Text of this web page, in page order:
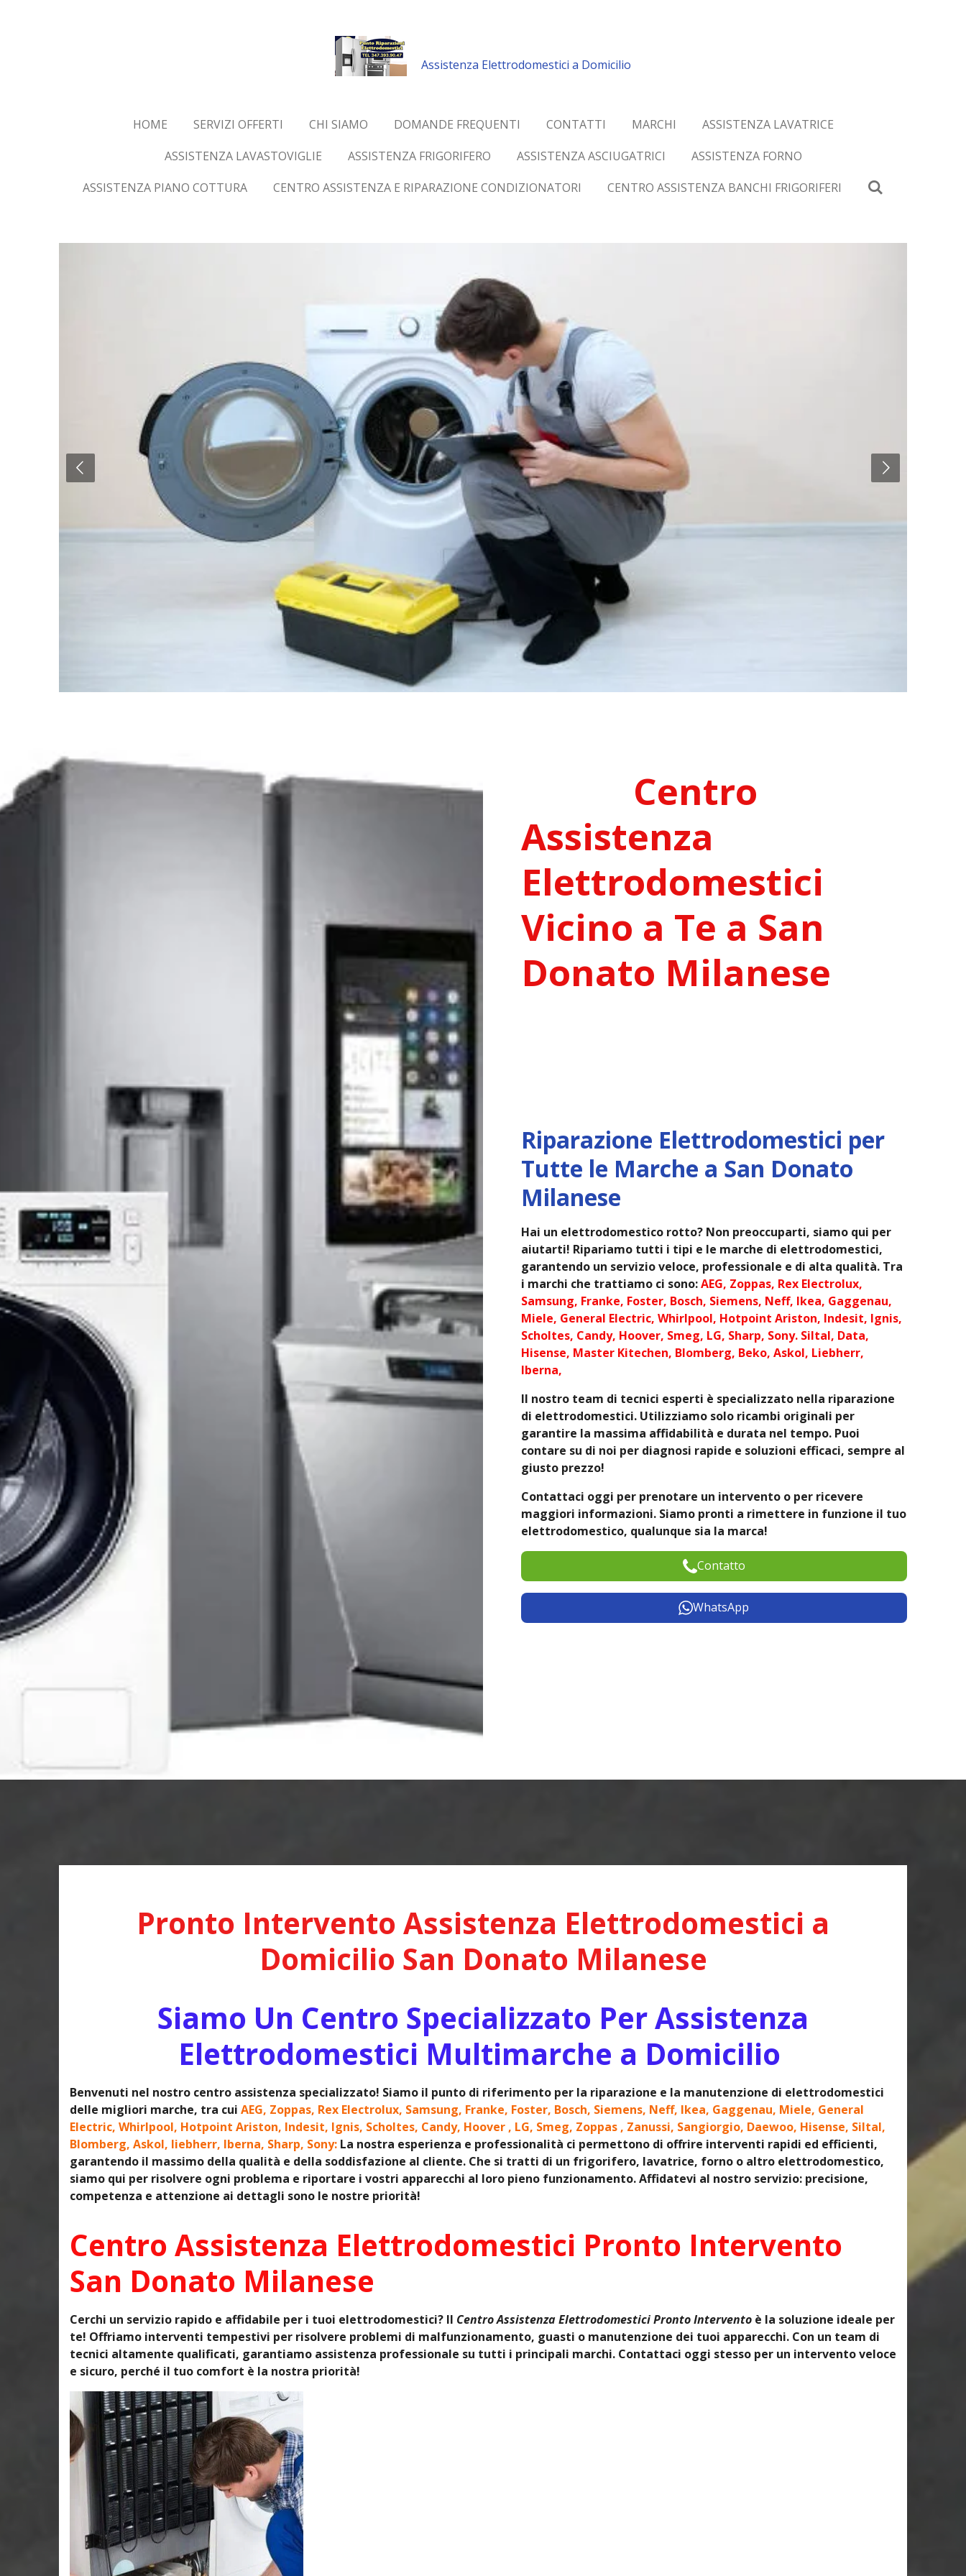
Assistenza Elettrodomestici a Domicilio
HOME SERVIZI OFFERTI CHI SIAMO DOMANDE FREQUENTI CONTATTI MARCHI
ASSISTENZA LAVATRICE
ASSISTENZA LAVASTOVIGLIE
ASSISTENZA FRIGORIFERO ASSISTENZA ASCIUGATRICI
ASSISTENZA FORNO
ASSISTENZA PIANO COTTURA
CENTRO ASSISTENZA E RIPARAZIONE CONDIZIONATORI CENTRO ASSISTENZA BANCHI FRIGORIFERI
Centro
Assistenza
Elettrodomestici
Vicino a Te a San
Donato Milanese
Riparazione Elettrodomestici per
Tutte le Marche a San Donato
Milanese
Hai un elettrodomestico rotto? Non preoccuparti, siamo qui per
aiutarti! Ripariamo tutti i tipi e le marche di elettrodomestici,
garantendo un servizio veloce, professionale e di alta qualità. Tra
i marchi che trattiamo ci sono:AEG, Zoppas, Rex Electrolux,
Samsung, Franke, Foster, Bosch, Siemens, Neff, Ikea, Gaggenau,
Miele, General Electric, Whirlpool, Hotpoint Ariston, Indesit, Ignis,
Scholtes, Candy, Hoover, Smeg, LG, Sharp, Sony. Siltal, Data,
Hisense, Master Kitechen, Blomberg, Beko, Askol, Liebherr,
Iberna,
Il nostro team di tecnici esperti è specializzato nella riparazione
di elettrodomestici. Utilizziamo solo ricambi originali per
garantire la massima affidabilità e durata nel tempo. Puoi
contare su di noi per diagnosi rapide e soluzioni efficaci, sempre al
giusto prezzo!
Contattaci oggi per prenotare un intervento o per ricevere
maggiori informazioni. Siamo pronti a rimettere in funzione il tuo
elettrodomestico, qualunque sia la marca!
Contatto
WhatsApp
Pronto Intervento Assistenza Elettrodomestici a
Domicilio San Donato Milanese
Siamo Un Centro Specializzato Per Assistenza
Elettrodomestici Multimarche a Domicilio
Benvenuti nel nostro centro assistenza specializzato! Siamo il punto di riferimento per la riparazione e la manutenzione di elettrodomestici
delle migliori marche, tra cui AEG, Zoppas, Rex Electrolux, Samsung, Franke, Foster, Bosch, Siemens, Neff, Ikea, Gaggenau, Miele, General
Electric, Whirlpool, Hotpoint Ariston, Indesit, Ignis, Scholtes, Candy, Hoover , LG, Smeg, Zoppas , Zanussi, Sangiorgio, Daewoo, Hisense, Siltal,
Blomberg, Askol, liebherr, Iberna, Sharp, Sony: La nostra esperienza e professionalità ci permettono di offrire interventi rapidi ed efficienti,
garantendo il massimo della qualità e della soddisfazione al cliente. Che si tratti di un frigorifero, lavatrice, forno o altro elettrodomestico,
siamo qui per risolvere ogni problema e riportare i vostri apparecchi al loro pieno funzionamento. Affidatevi al nostro servizio: precisione,
competenza e attenzione ai dettagli sono le nostre priorità!
Centro Assistenza Elettrodomestici Pronto Intervento
San Donato Milanese
Cerchi un servizio rapido e affidabile per i tuoi elettrodomestici? Il Centro Assistenza Elettrodomestici Pronto Intervento è la soluzione ideale per
te! Offriamo interventi tempestivi per risolvere problemi di malfunzionamento, guasti o manutenzione dei tuoi apparecchi. Con un team di
tecnici altamente qualificati, garantiamo assistenza professionale su tutti i principali marchi. Contattaci oggi stesso per un intervento veloce
e sicuro, perché il tuo comfort è la nostra priorità!